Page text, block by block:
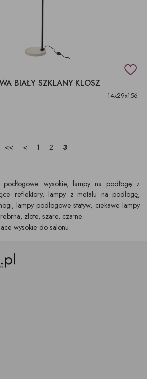
BIAŁY SZKLANY KLOSZ
14x29x156
<< < 1 2 3
podłogowe wysokie, lampy na podłogę z
reflektory, lampy z metalu na podłogę,
lampy podłogowe statyw, ciekawe lampy
złote, szare, czarne.
wysokie do salonu.